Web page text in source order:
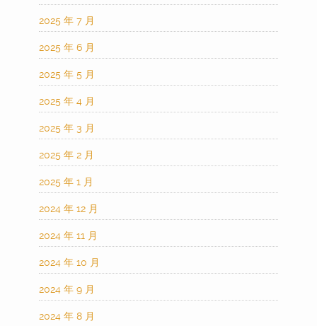
2025 年 7 月
2025 年 6 月
2025 年 5 月
2025 年 4 月
2025 年 3 月
2025 年 2 月
2025 年 1 月
2024 年 12 月
2024 年 11 月
2024 年 10 月
2024 年 9 月
2024 年 8 月